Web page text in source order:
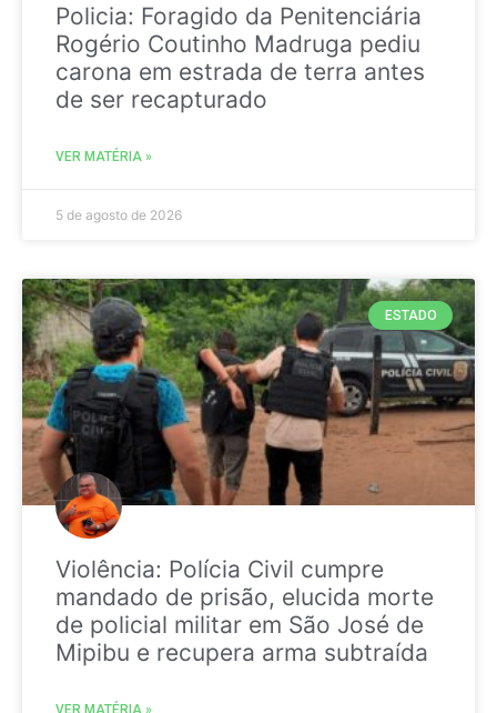
Policia: Foragido da Penitenciária
Rogério Coutinho Madruga pediu
carona em estrada de terra antes
de ser recapturado
VER MATÉRIA »
5 de agosto de 2026
ESTADO
Violência: Polícia Civil cumpre
mandado de prisão, elucida morte
de policial militar em São José de
Mipibu e recupera arma subtraída
VER MATÉRIA »